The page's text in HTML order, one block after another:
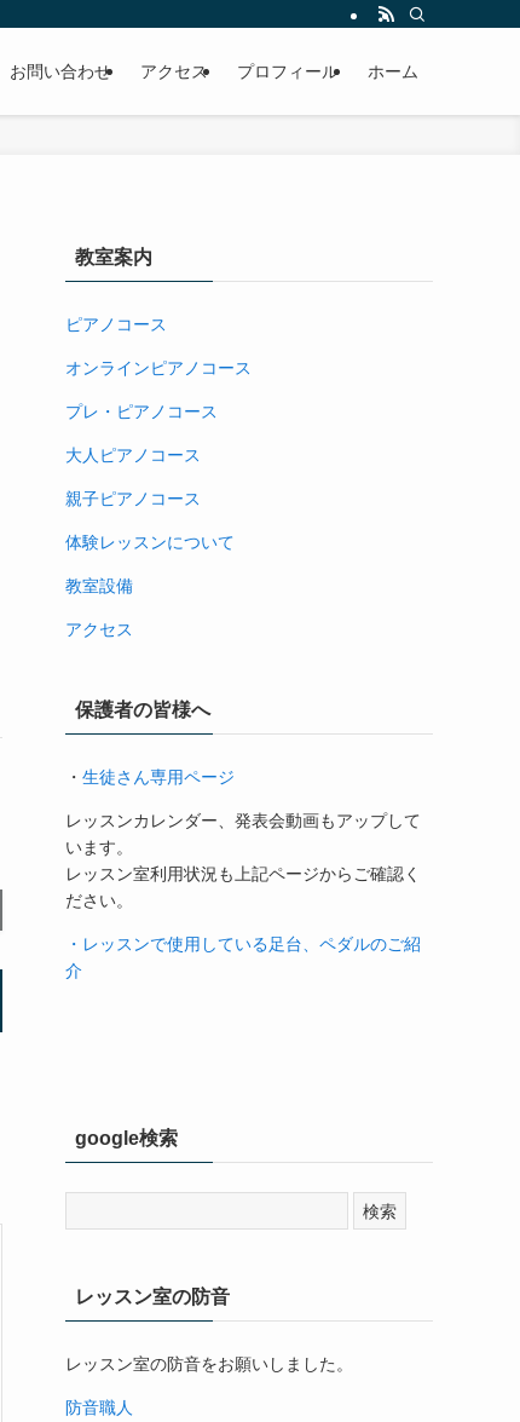
お問い合わせ アクセス プロフィール ホーム
教室案内
ピアノコース
オンラインピアノコース
プレ・ピアノコース
大人ピアノコース
親子ピアノコース
体験レッスンについて
教室設備
アクセス
保護者の皆様へ
・ 生徒さん専用ページ
レッスンカレンダー、発表会動画もアップして
います。
レッスン室利用状況も上記ページからご確認く
ださい。
・レッスンで使用している足台、ペダルのご紹
介
google検索
レッスン室の防音
レッスン室の防音をお願いしました。
防音職人